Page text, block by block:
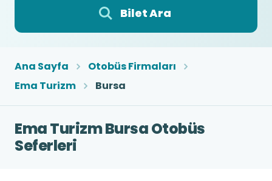
Bilet Ara
Ana Sayfa
Otobüs Firmaları
Ema Turizm
Bursa
Ema Turizm Bursa Otobüs
Seferleri